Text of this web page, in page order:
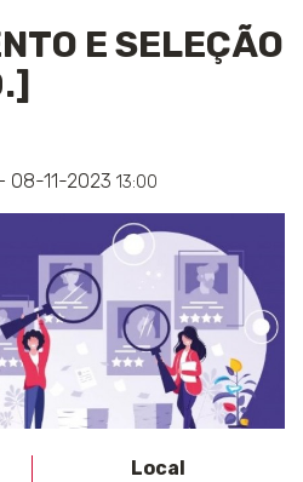
E SELEÇÃO
08-11-2023 13:00
Local